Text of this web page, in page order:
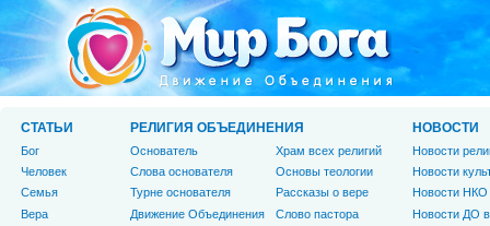
СТАТЬИ
Бог
Человек
Cемья
Вера
РЕЛИГИЯ ОБЪЕДИНЕНИЯ
Основатель
Слова основателя
Турне основателя
Движение Объединения
Храм всех религий
Основы теологии
Рассказы о вере
Слово пастора
НОВОСТИ
Новости
Новости
Новости НКО
Новости ДО